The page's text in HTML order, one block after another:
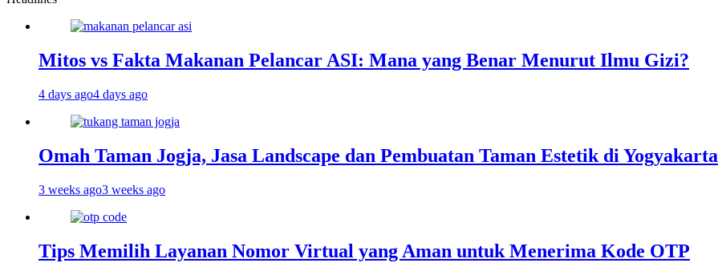
Mitos vs Fakta Makanan Pelancar ASI: Mana yang Benar Menurut Ilmu Gizi?
4 days ago4 days ago
Omah Taman Jogja, Jasa Landscape dan Pembuatan Taman Estetik di Yogyakarta
3 weeks ago3 weeks ago
Tips Memilih Layanan Nomor Virtual yang Aman untuk Menerima Kode OTP